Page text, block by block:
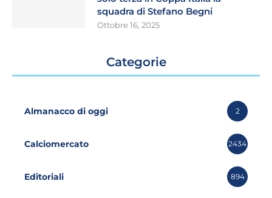
squadra di Stefano Begni
Ottobre 16, 2025
Categorie
Almanacco di oggi 2
Calciomercato 2434
Editoriali 894